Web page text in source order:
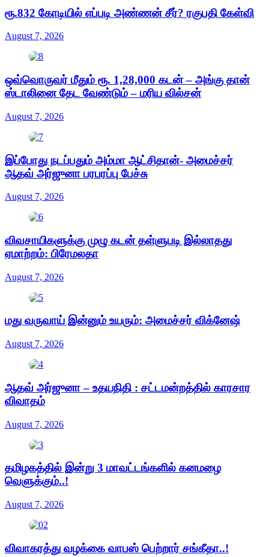
ரூ.832 கோடியில் எப்படி அண்ணன் சீர்? ரகுபதி கேள்வி
August 7, 2026
ஒவ்வொருவர் மீதும் ரூ. 1,28,000 கடன் – அங்கு தான்
ஸ்டாலினை தேட வேண்டும் – மரிய வில்சன்
August 7, 2026
இப்போது நடப்பதும் அம்மா ஆட்சிதான்- அமைச்சர்
ஆதவ் அர்ஜுனா பரபரப்பு பேச்சு
August 7, 2026
விவசாயிகளுக்கு முழு கடன் தள்ளுபடி இல்லாதது
ஏமாற்றம்: பிரேமலதா
August 7, 2026
மது வருவாய் இன்னும் உயரும்: அமைச்சர் விக்னேஷ்
August 7, 2026
ஆதவ் அர்ஜுனா – உதயநிதி : சட்டமன்றத்தில் காரசார
விவாதம்
August 7, 2026
தமிழகத்தில் இன்று 3 மாவட்டங்களில் கனமழை
வெளுக்கும்..!
August 7, 2026
விவாகரத்து வழக்கை வாபஸ் பெற்றார் சங்கீதா..!